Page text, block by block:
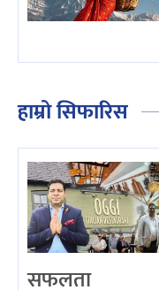
हाम्रो सिफारिस
सफलता